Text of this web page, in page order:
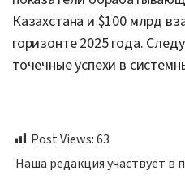
Казахстана и $100 млрд
горизонте 2025 года.
точечные успехи в
Post Views:63
Наша редакция участвует в